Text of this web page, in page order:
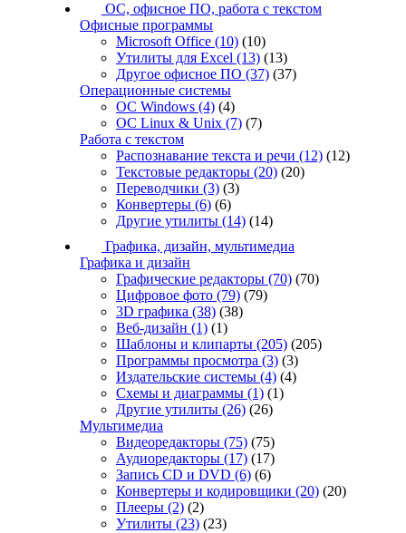
ОС, офисное ПО, работа с текстом
Офисные программы
Microsoft Office (10) (10)
Утилиты для Excel (13) (13)
Другое офисное ПО (37) (37)
Операционные системы
ОС Windows (4) (4)
ОС Linux & Unix (7) (7)
Работа с текстом
Распознавание текста и речи (12) (12)
Текстовые редакторы (20) (20)
Переводчики (3) (3)
Конвертеры (6) (6)
Другие утилиты (14) (14)
Графика, дизайн, мультимедиа
Графика и дизайн
Графические редакторы (70) (70)
Цифровое фото (79) (79)
3D графика (38) (38)
Веб-дизайн (1) (1)
Шаблоны и клипарты (205) (205)
Программы просмотра (3) (3)
Издательские системы (4) (4)
Схемы и диаграммы (1) (1)
Другие утилиты (26) (26)
Мультимедиа
Видеоредакторы (75) (75)
Аудиоредакторы (17) (17)
Запись CD и DVD (6) (6)
Конвертеры и кодировщики (20) (20)
Плееры (2) (2)
Утилиты (23) (23)